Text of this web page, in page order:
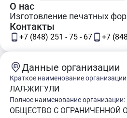
О нас
Изготовление печатных
Контакты
+7 (848) 251 - 75 - 67 +7
Данные организации
Краткое наименование
ЛАЛ-ЖИГУЛИ
Полное наименование организации:
ОБЩЕСТВО С ОГРАНИЧЕННОЙ